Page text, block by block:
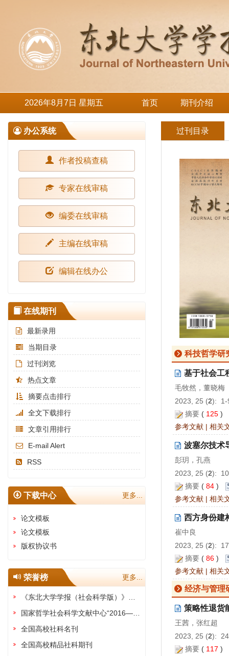
2026年8月7日 星期五 首页 期刊介绍
过刊目录
科技哲学研
基于社会工
毛牧然，董晓梅
2023, 25 (2): 1-
摘要 ( 125 )
参考文献 | 相关
波塞尔技术
彭玥，孔燕
2023, 25 (2):
摘要 ( 84 )
参考文献 | 相关
西方身份建
崔中良
2023, 25 (2):
摘要 ( 86 )
参考文献 | 相关
经济与管理
策略性退货
王茜，张红超
2023, 25 (2):
摘要 ( 117 )
办公系统
作者投稿查稿
专家在线审稿
编委在线审稿
主编在线审稿
编辑在线办公
在线期刊
最新录用
当期目录
过刊浏览
热点文章
摘要点击排行
全文下载排行
文章引用排行
E-mail Alert
RSS
下载中心 更多...
论文模板
论文模板
版权协议书
荣誉榜 更多...
全国高校社科名刊
全国高校精品社科期刊